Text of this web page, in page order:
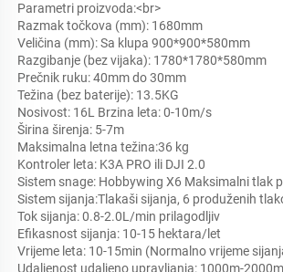
Parametri proizvoda:<br>
Razmak točkova (mm): 1680mm
Veličina (mm): Sa klupa 900*900*580mm
Razgibanje (bez vijaka): 1780*1780*580mm
Prečnik ruku: 40mm do 30mm
Težina (bez baterije): 13.5KG
Nosivost: 16L Brzina leta: 0-10m/s
Širina širenja: 5-7m
Maksimalna letna težina:36 kg
Kontroler leta: K3A PRO ili DJI 2.0
Sistem snage: Hobbywing X6 Maksimalni tlak
Sistem sijanja:Tlakaši sijanja, 6 produženih
Tok sijanja: 0.8-2.0L/min prilagodljiv
Efikasnost sijanja: 10-15 hektara/let
Vrijeme leta: 10-15min (Normalno vrijeme
Udaljenost udaljeno upravljanja: 1000m-2000m